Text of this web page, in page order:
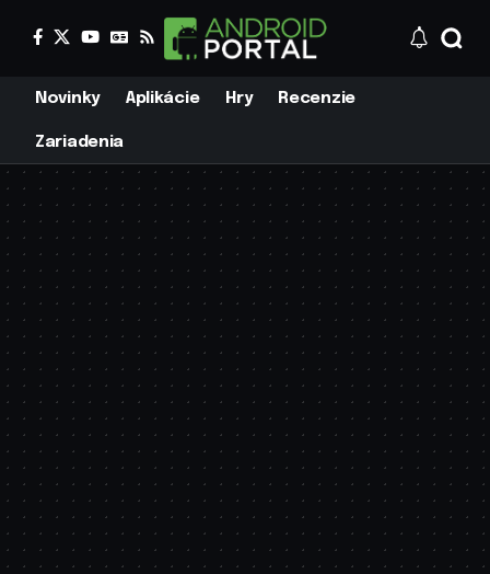
Novinky Aplikácie Hry Recenzie
Zariadenia